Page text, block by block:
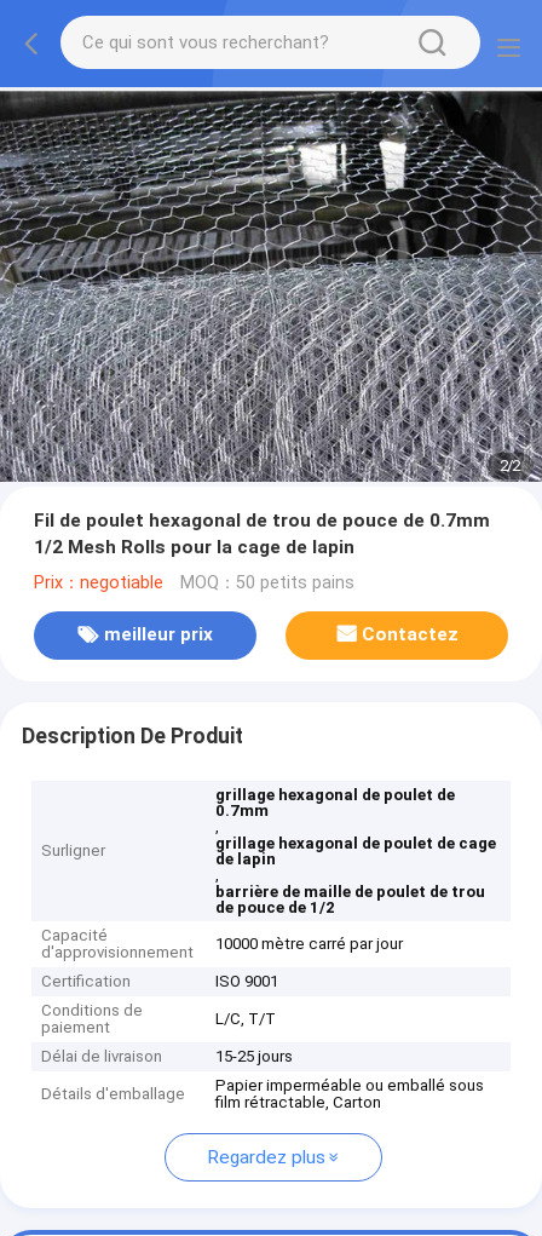
2/2
Fil de poulet hexagonal de trou de pouce de 0.7mm
1/2 Mesh Rolls pour la cage de lapin
Prix：negotiable MOQ：50 petits pains
meilleur prix Contactez
Description De Produit
Surligner
grillage hexagonal de poulet de
0.7mm
,
grillage hexagonal de poulet de cage
de lapin
,
barrière de maille de poulet de trou
de pouce de 1/2
Capacité
d'approvisionnement
10000 mètre carré par jour
Certification
ISO 9001
Conditions de
paiement
L/C, T/T
Délai de livraison 15-25 jours
Détails d'emballage
Papier imperméable ou emballé sous
film rétractable, Carton
Regardez plus